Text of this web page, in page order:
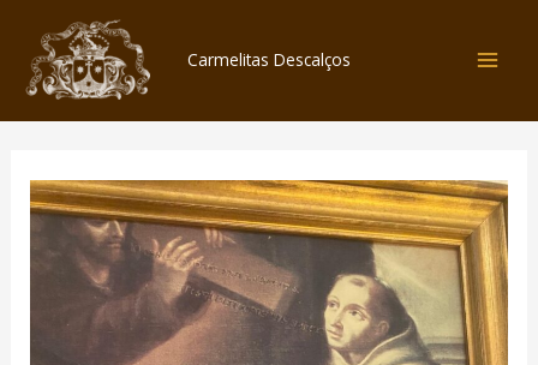
content
Carmelitas Descalços